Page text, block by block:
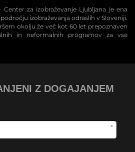
za izobraževanje Ljubljana je ena
izobraževanja odraslih v Sloveniji.
okolju že več kot 60 let prepoznaven
in neformalnih programov za vse
Z DOGAJANJEM
*